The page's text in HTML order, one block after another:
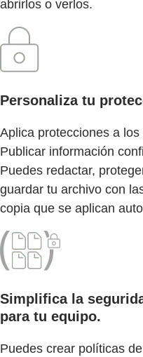
abrirlos o verlos.
Personaliza tu
Aplica protecciones a
Publicar información
Puedes redactar,
guardar tu archivo con
copia que se aplican
Simplifica la
para tu equipo.
Puedes crear políticas